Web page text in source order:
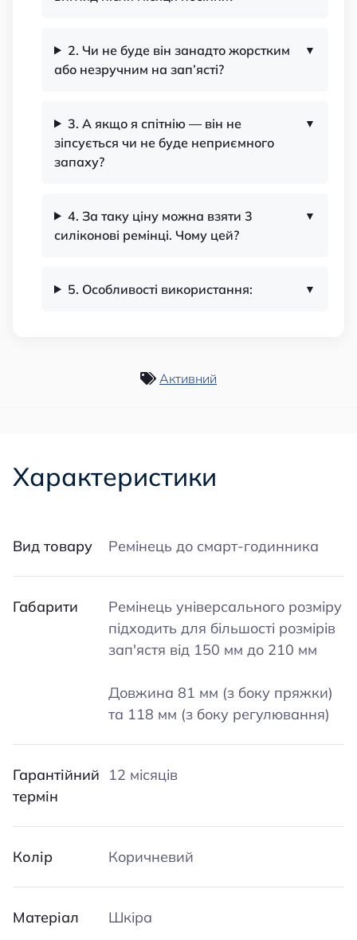
2. Чи не буде він занадто жорстким
або незручним на зап’ясті?
3. А якщо я спітнію — він не
зіпсується чи не буде неприємного
запаху?
4. За таку ціну можна взяти 3
силіконові ремінці. Чому цей?
5. Особливості використання:
Активний
Характеристики
Вид товару Ремінець до смарт-годинника
Габарити
Ремінець універсального розміру
підходить для більшості розмірів
зап'ястя від 150 мм до 210 мм
Довжина 81 мм (з боку пряжки)
та 118 мм (з боку регулювання)
Гарантійний
термін
12 місяців
Колір Коричневий
Матеріал Шкіра